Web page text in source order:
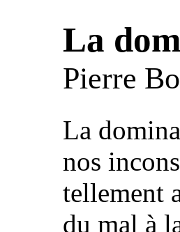
La
Pierre
La
nos
tellement
du mal à